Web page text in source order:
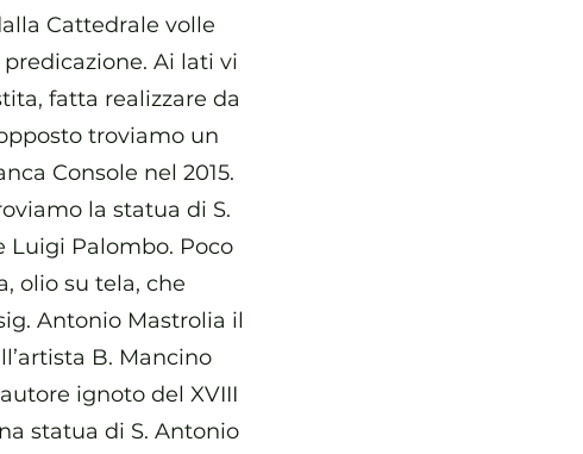
Cattedrale volle
Ai lati vi
fatta realizzare da
troviamo un
Console nel 2015.
la statua di S.
Luigi Palombo. Poco
olio su tela, che
Antonio Mastrolia il
B. Mancino
ignoto del XVIII
statua di S. Antonio